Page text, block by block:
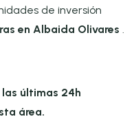
de inversión
en Albaida Olivares
últimas 24h
área.